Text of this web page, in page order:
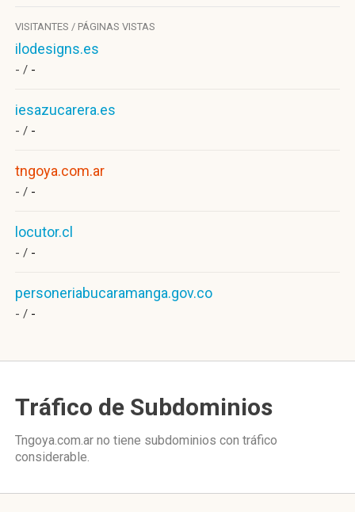
VISITANTES / PÁGINAS VISTAS
ilodesigns.es
- / -
iesazucarera.es
- / -
tngoya.com.ar
- / -
locutor.cl
- / -
personeriabucaramanga.gov.co
- / -
Tráfico de Subdominios
Tngoya.com.ar no tiene subdominios con tráfico
considerable.